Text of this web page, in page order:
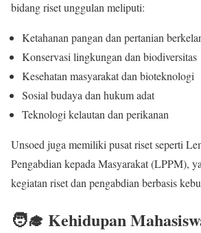
bidang riset unggulan meliputi:
Ketahanan pangan dan pertanian
Konservasi lingkungan dan biodiversitas
Kesehatan masyarakat dan bioteknologi
Sosial budaya dan hukum adat
Teknologi kelautan dan perikanan
Unsoed juga memiliki pusat riset seperti
Pengabdian kepada Masyarakat (LPPM),
kegiatan riset dan pengabdian berbasis
🧑‍🎓 Kehidupan